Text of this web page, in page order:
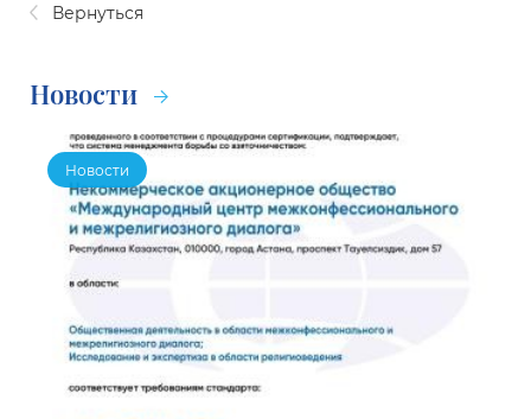
Вернуться
Новости
Новости